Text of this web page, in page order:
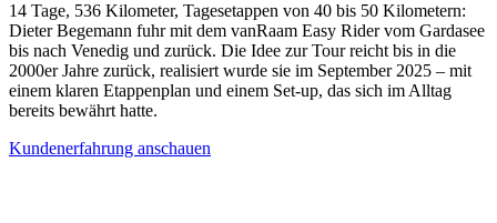
14 Tage, 536 Kilometer, Tagesetappen von 40 bis 50 Kilometern:
Dieter Begemann fuhr mit dem vanRaam Easy Rider vom Gardasee
bis nach Venedig und zurück. Die Idee zur Tour reicht bis in die
2000er Jahre zurück, realisiert wurde sie im September 2025 – mit
einem klaren Etappenplan und einem Set-up, das sich im Alltag
bereits bewährt hatte.
Kundenerfahrung anschauen